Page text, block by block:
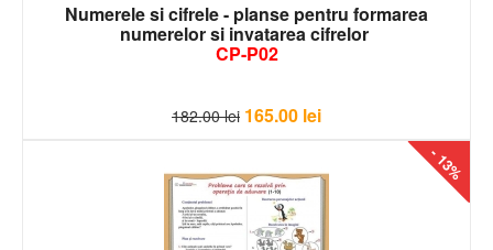
Numerele si cifrele - planse pentru formarea
numerelor si invatarea cifrelor
CP-P02
182.00 lei 165.00 lei
- 13%